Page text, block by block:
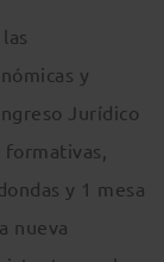
y
Jurídico
formativas,
y 1 mesa
nueva